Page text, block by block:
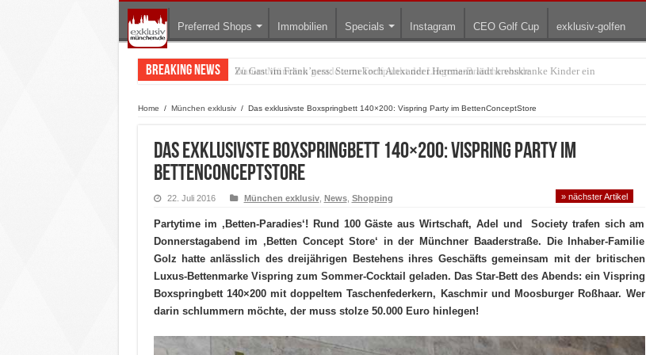
Preferred Shops Immobilien Specials Instagram CEO Golf Cup exklusiv-golfen
Breaking News Warum München gerade zum Treffpunkt der Lingerie-Branche wurde
Home / München exklusiv / Das exklusivste Boxspringbett 140×200: Vispring Party im BettenConceptStore
Das exklusivste Boxspringbett 140×200: Vispring Party im
BettenConceptStore
22. Juli 2016 München exklusiv, News, Shopping » nächster Artikel
Partytime im ‚Betten-Paradies‘! Rund 100 Gäste aus Wirtschaft, Adel und Society trafen sich am
Donnerstagabend im ‚Betten Concept Store‘ in der Münchner Baaderstraße. Die Inhaber-Familie
Golz hatte anlässlich des dreijährigen Bestehens ihres Geschäfts gemeinsam mit der britischen
Luxus-Bettenmarke Vispring zum Sommer-Cocktail geladen. Das Star-Bett des Abends: ein Vispring
Boxspringbett 140×200 mit doppeltem Taschenfederkern, Kaschmir und Moosburger Roßhaar. Wer
darin schlummern möchte, der muss stolze 50.000 Euro hinlegen!